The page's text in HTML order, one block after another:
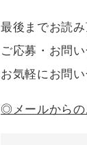
最後までお読
ご応募・お問
お気軽にお問い
◎メールからの